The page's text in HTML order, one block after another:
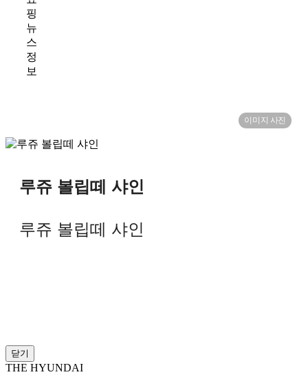
핑
뉴
스
정
보
이미지 사진
루쥬 볼립떼 샤인
루쥬 볼립떼 샤인
닫기
THE HYUNDAI